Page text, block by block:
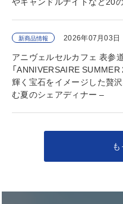
新商品情報 2026年07月03日
アニヴェルセルカフェ 表参
「ANNIVERSAIRE
輝く宝石をイメージした贅
む夏のシェアディナー –